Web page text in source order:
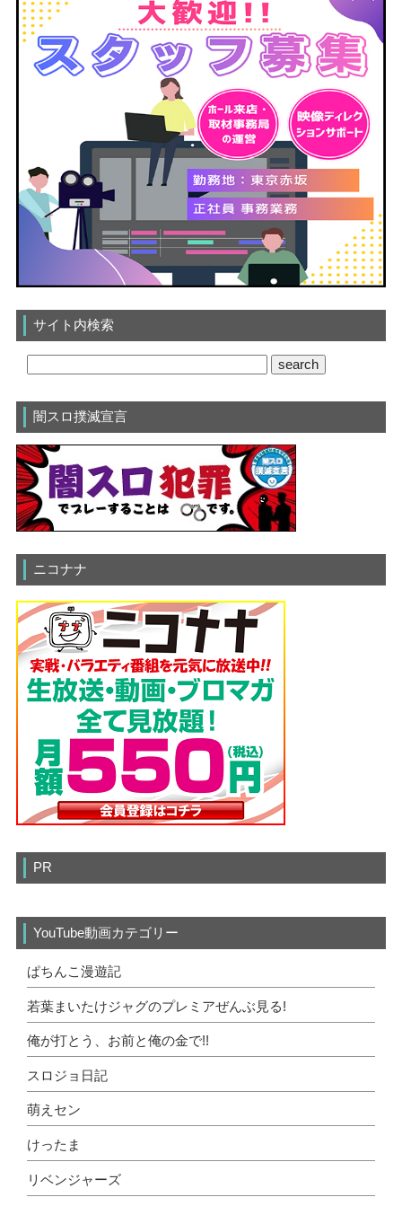
サイト内検索
闇スロ撲滅宣言
ニコナナ
PR
YouTube動画カテゴリー
ぱちんこ漫遊記
若葉まいたけジャグのプレミアぜんぶ見る!
俺が打とう、お前と俺の金で!!
スロジョ日記
萌えセン
けったま
リベンジャーズ